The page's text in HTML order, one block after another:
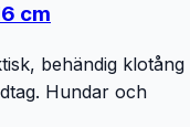
cm
behändig klotång
Hundar och